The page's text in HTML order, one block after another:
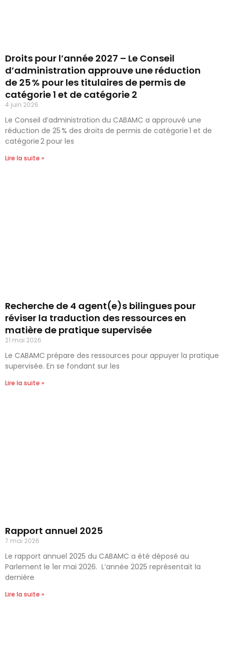
Droits pour l’année 2027 – Le Conseil
d’administration approuve une réduction
de 25 % pour les titulaires de permis de
catégorie 1 et de catégorie 2
4 juin 2026
Le Conseil d’administration du CABAMC a approuvé une
réduction de 25 % des droits de permis de catégorie 1 et de
catégorie 2 pour les
Lire la suite »
Recherche de 4 agent(e)s bilingues pour
réviser la traduction des ressources en
matière de pratique supervisée
21 mai 2026
Le CABAMC prépare des ressources pour appuyer la pratique
supervisée. En se fondant sur les
Lire la suite »
Rapport annuel 2025
7 mai 2026
Le rapport annuel 2025 du CABAMC a été déposé au
Parlement le 1er mai 2026. L’année 2025 représentait la
dernière
Lire la suite »